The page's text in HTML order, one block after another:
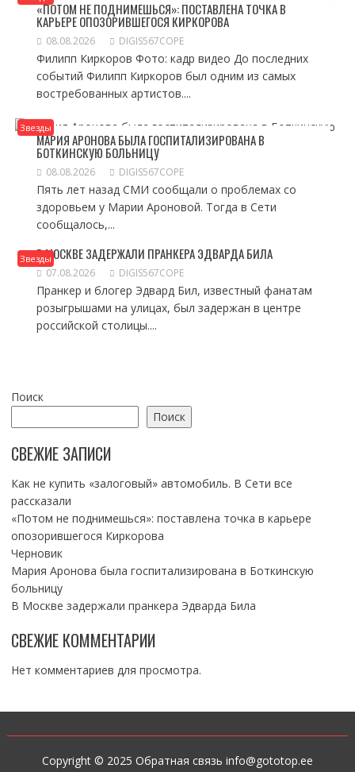
«ПОТОМ НЕ ПОДНИМЕШЬСЯ»: ПОСТАВЛЕНА ТОЧКА В
КАРЬЕРЕ ОПОЗОРИВШЕГОСЯ КИРКОРОВА
08.08.2026 DIGIS567COPE
Филипп Киркоров Фото: кадр видео До последних
событий Филипп Киркоров был одним из самых
востребованных артистов....
Звезды
МАРИЯ АРОНОВА БЫЛА ГОСПИТАЛИЗИРОВАНА В
БОТКИНСКУЮ БОЛЬНИЦУ
08.08.2026 DIGIS567COPE
Пять лет назад СМИ сообщали о проблемах со
здоровьем у Марии Ароновой. Тогда в Сети
сообщалось,...
ЗвездыВ МОСКВЕ ЗАДЕРЖАЛИ ПРАНКЕРА ЭДВАРДА БИЛА
07.08.2026 DIGIS567COPE
Пранкер и блогер Эдвард Бил, известный фанатам
розыгрышами на улицах, был задержан в центре
российской столицы....
Поиск
Поиск
СВЕЖИЕ ЗАПИСИ
Как не купить «залоговый» автомобиль. В Сети все
рассказали
«Потом не поднимешься»: поставлена точка в карьере
опозорившегося Киркорова
Черновик
Мария Аронова была госпитализирована в Боткинскую
больницу
В Москве задержали пранкера Эдварда Била
СВЕЖИЕ КОММЕНТАРИИ
Нет комментариев для просмотра.
Copyright © 2025 Обратная связь info@gototop.ee